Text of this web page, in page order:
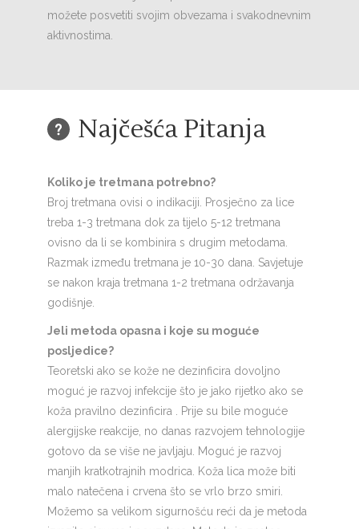
možete posvetiti svojim obvezama i svakodnevnim
aktivnostima.
Najčešća Pitanja
Koliko je tretmana potrebno?
Broj tretmana ovisi o indikaciji. Prosječno za lice
treba 1-3 tretmana dok za tijelo 5-12 tretmana
ovisno da li se kombinira s drugim metodama.
Razmak između tretmana je 10-30 dana. Savjetuje
se nakon kraja tretmana 1-2 tretmana održavanja
godišnje.
Jeli metoda opasna i koje su moguće
posljedice?
Teoretski ako se kože ne dezinficira dovoljno
moguć je razvoj infekcije što je jako rijetko ako se
koža pravilno dezinficira . Prije su bile moguće
alergijske reakcije, no danas razvojem tehnologije
gotovo da se više ne javljaju. Moguć je razvoj
manjih kratkotrajnih modrica. Koža lica može biti
malo natečena i crvena što se vrlo brzo smiri.
Možemo sa velikom sigurnošću reći da je metoda